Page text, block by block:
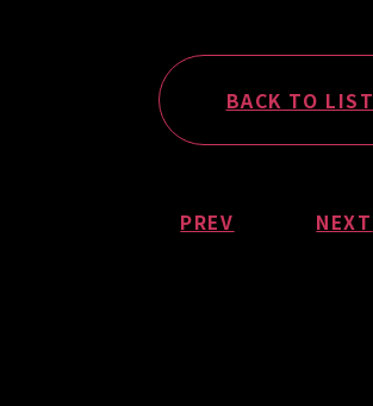
BACK TO LIST
PREV NEXT